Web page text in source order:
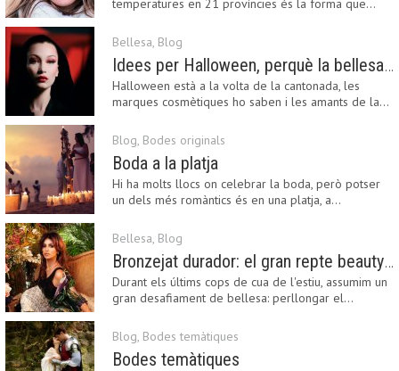
temperatures en 21 províncies és la forma que…
Bellesa, Blog
Idees per Halloween, perquè la bellesa pot ser terrorífica
Halloween està a la volta de la cantonada, les
marques cosmètiques ho saben i les amants de la…
Blog, Bodes originals
Boda a la platja
Hi ha molts llocs on celebrar la boda, però potser
un dels més romàntics és en una platja, a…
Bellesa, Blog
Bronzejat durador: el gran repte beauty del final de l’estiu
Durant els últims cops de cua de l'estiu, assumim un
gran desafiament de bellesa: perllongar el…
Blog, Bodes temàtiques
Bodes temàtiques